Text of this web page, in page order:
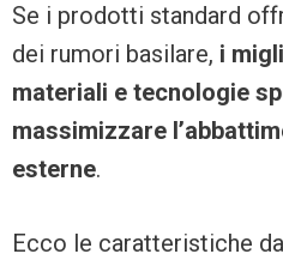
Se i prodotti standard
dei rumori basilare, i
materiali e tecnologie
massimizzare
esterne.
Ecco le caratteristiche